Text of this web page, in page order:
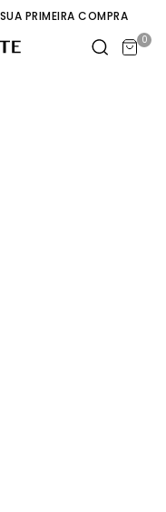
PRIMEIRA COMPRA
0